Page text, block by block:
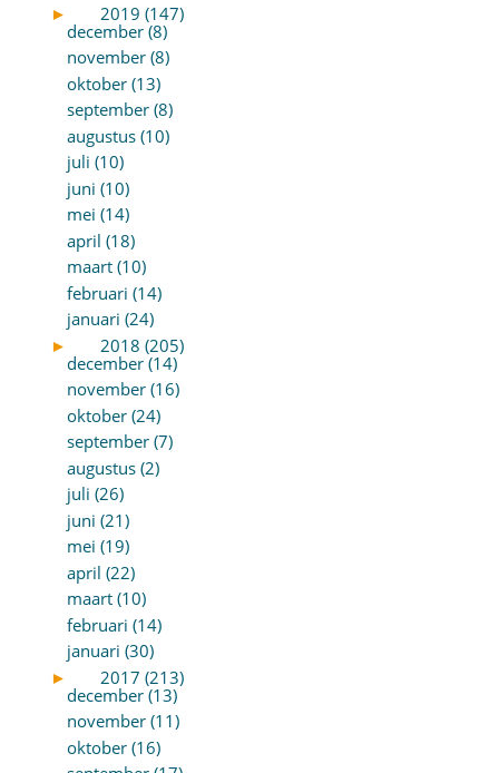
►
2019 (147)
december (8)
november (8)
oktober (13)
september (8)
augustus (10)
juli (10)
juni (10)
mei (14)
april (18)
maart (10)
februari (14)
januari (24)
►
2018 (205)
december (14)
november (16)
oktober (24)
september (7)
augustus (2)
juli (26)
juni (21)
mei (19)
april (22)
maart (10)
februari (14)
januari (30)
►
2017 (213)
december (13)
november (11)
oktober (16)